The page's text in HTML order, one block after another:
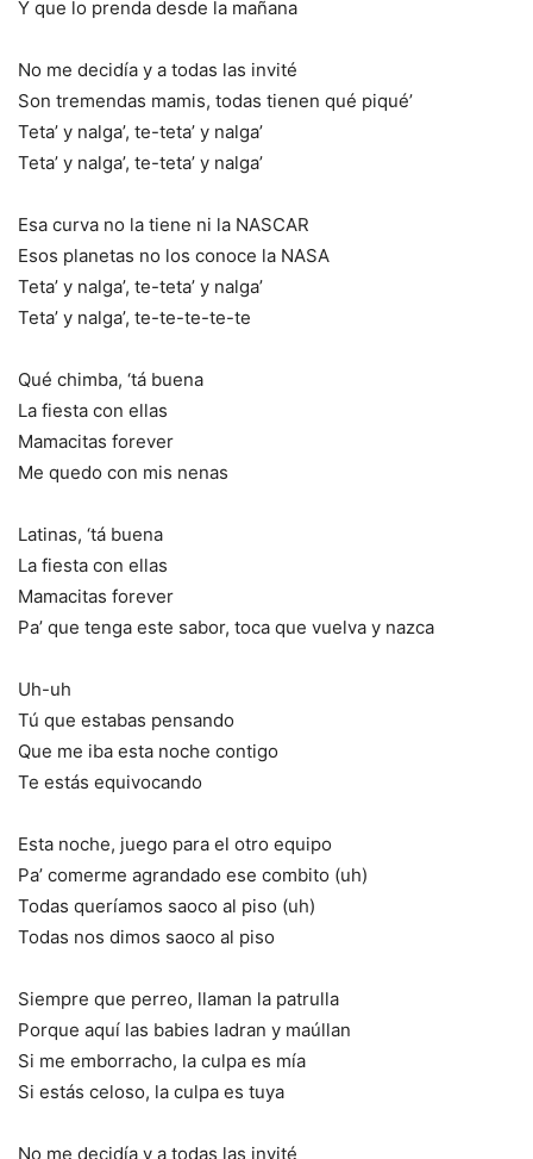
Y que lo prenda desde la mañana
No me decidía y a todas las invité
Son tremendas mamis, todas tienen qué piqué’
Teta’ y nalga’, te-teta’ y nalga’
Teta’ y nalga’, te-teta’ y nalga’
Esa curva no la tiene ni la NASCAR
Esos planetas no los conoce la NASA
Teta’ y nalga’, te-teta’ y nalga’
Teta’ y nalga’, te-te-te-te-te
Qué chimba, ‘tá buena
La fiesta con ellas
Mamacitas forever
Me quedo con mis nenas
Latinas, ‘tá buena
La fiesta con ellas
Mamacitas forever
Pa’ que tenga este sabor, toca que vuelva y nazca
Uh-uh
Tú que estabas pensando
Que me iba esta noche contigo
Te estás equivocando
Esta noche, juego para el otro equipo
Pa’ comerme agrandado ese combito (uh)
Todas queríamos saoco al piso (uh)
Todas nos dimos saoco al piso
Siempre que perreo, llaman la patrulla
Porque aquí las babies ladran y maúllan
Si me emborracho, la culpa es mía
Si estás celoso, la culpa es tuya
No me decidía y a todas las invité